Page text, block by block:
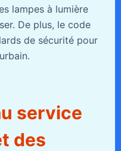
lampes à lumière
De plus, le code
de sécurité pour
service
des